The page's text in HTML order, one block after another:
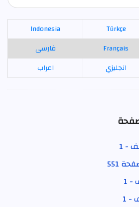
Türkçe
Indonesia
Français
فارسی
انجليزي اعراب
- 1
551
1
1